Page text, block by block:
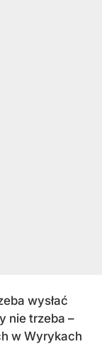
wysłać
nie trzeba –
w Wyrykach